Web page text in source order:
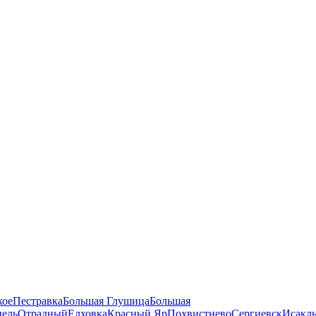
ПестравкаБольшая ГлушицаБольшая